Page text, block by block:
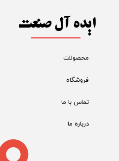
ایده آل صنعت
محصولات
فروشگاه
تماس با ما
درباره ما